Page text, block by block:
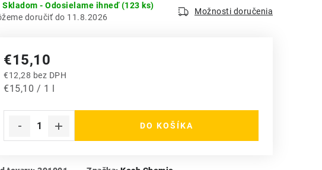
Skladom - Odosielame ihneď(123 ks)
11.8.2026
Možnosti doručenia
€15,10
€12,28 bez DPH
Jednotková cena:
€15,10 / 1 l
DO KOŠÍKA